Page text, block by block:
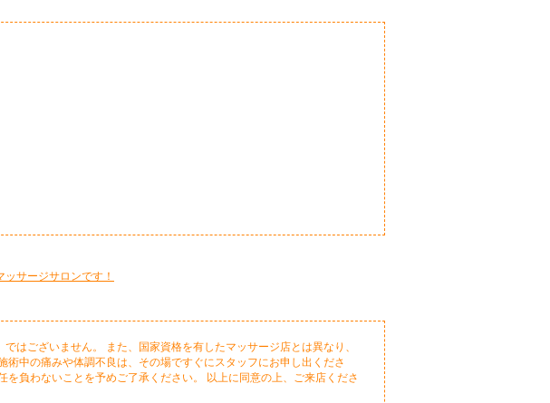
サージサロンです！
はございません。 また、国家資格を有したマッサージ店とは異なり、
中の痛みや体調不良は、その場ですぐにスタッフにお申し出くださ
負わないことを予めご了承ください。 以上に同意の上、ご来店くださ